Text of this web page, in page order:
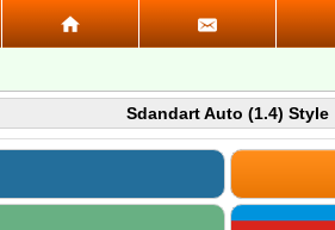
Sdandart Auto (1.4) Style